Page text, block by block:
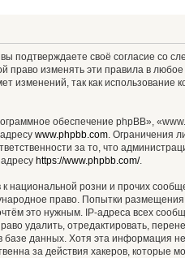
подтверждаете своё согласие со
право изменять эти правила в
изменений, так как использование
обеспечение phpBB»,
www.phpbb.com . Ограничения
за то, что
https://www.phpbb.com/.
национальной розни и прочих
право. Попытки
это нужным. IP-адреса всех
удалить, отредактировать,
данных. Хотя эта информация
за действия хакеров, которые